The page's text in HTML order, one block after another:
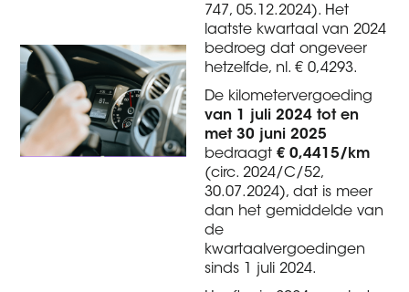
747, 05.12.2024). Het
laatste kwartaal van 2024
bedroeg dat ongeveer
hetzelfde, nl. € 0,4293.
De kilometervergoeding
van 1 juli 2024 tot en
met 30 juni 2025
bedraagt € 0,4415/km
(circ. 2024/C/52,
30.07.2024), dat is meer
dan het gemiddelde van
de
kwartaalvergoedingen
sinds 1 juli 2024.